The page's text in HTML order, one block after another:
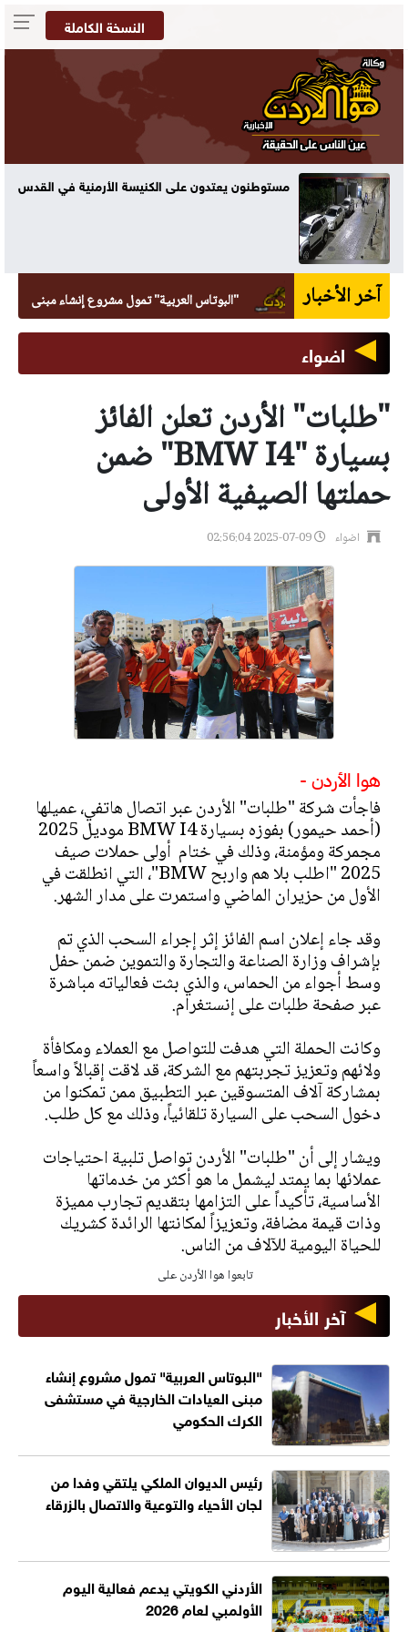
النسخة الكاملة
مستوطنون يعتدون على الكنيسة الأرمنية في القدس
آخر الأخبار "البوتاس العربية" تمول مشروع إنشاء مبنى العيادات
اضواء
"طلبات" الأردن تعلن الفائز
بسيارة "BMW I4" ضمن
حملتها الصيفية الأولى
اضواء
هوا الأردن -
فاجأت شركة "طلبات" الأردن عبر اتصال هاتفي، عميلها
(أحمد حيمور) بفوزه بسيارة BMW I4 موديل 2025
مجمركة ومؤمنة، وذلك في ختام أولى حملات صيف
2025 "اطلب بلا هم واربح BMW"، التي انطلقت في
الأول من حزيران الماضي واستمرت على مدار الشهر.
وقد جاء إعلان اسم الفائز إثر إجراء السحب الذي تم
بإشراف وزارة الصناعة والتجارة والتموين ضمن حفل
وسط أجواء من الحماس، والذي بثت فعالياته مباشرة
عبر صفحة طلبات على إنستغرام.
وكانت الحملة التي هدفت للتواصل مع العملاء ومكافأة
ولائهم وتعزيز تجربتهم مع الشركة، قد لاقت إقبالاً واسعاً
بمشاركة آلاف المتسوقين عبر التطبيق ممن تمكنوا من
دخول السحب على السيارة تلقائياً، وذلك مع كل طلب.
ويشار إلى أن "طلبات" الأردن تواصل تلبية احتياجات
عملائها بما يمتد ليشمل ما هو أكثر من خدماتها
الأساسية، تأكيداً على التزامها بتقديم تجارب مميزة
وذات قيمة مضافة، وتعزيزاً لمكانتها الرائدة كشريك
للحياة اليومية للآلاف من الناس.
تابعوا هوا الأردن على
آخر الأخبار
"البوتاس العربية" تمول مشروع إنشاء
مبنى العيادات الخارجية في مستشفى
الكرك الحكومي
رئيس الديوان الملكي يلتقي وفدا من
لجان الأحياء والتوعية والاتصال بالزرقاء
الأردني الكويتي يدعم فعالية اليوم
الأولمبي لعام 2026